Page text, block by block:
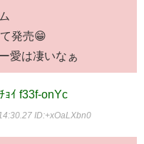
発売😁
愛は凄いなぁ
ｮｲ f33f-onYc
ID:+xOaLXbn0